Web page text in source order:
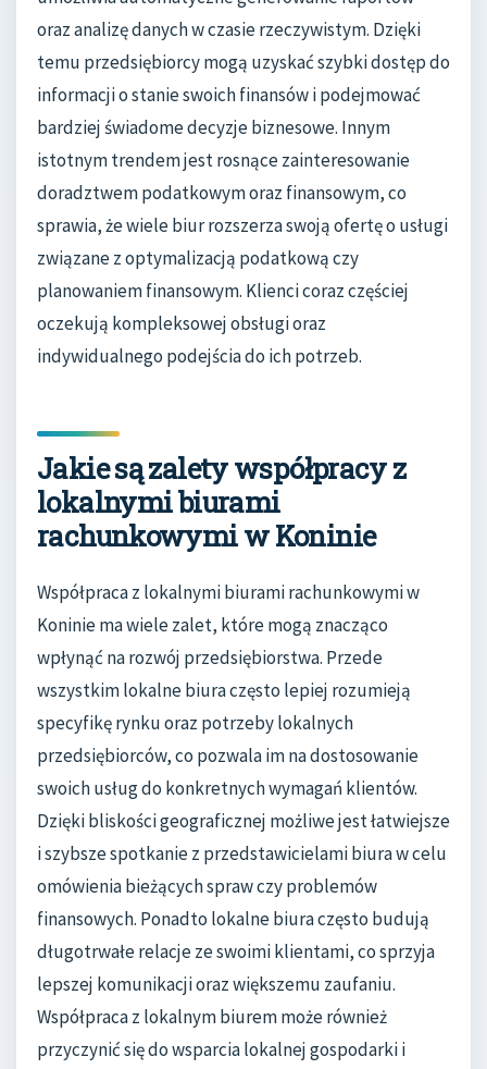
oraz analizę danych w czasie rzeczywistym. Dzięki
temu przedsiębiorcy mogą uzyskać szybki dostęp do
informacji o stanie swoich finansów i podejmować
bardziej świadome decyzje biznesowe. Innym
istotnym trendem jest rosnące zainteresowanie
doradztwem podatkowym oraz finansowym, co
sprawia, że wiele biur rozszerza swoją ofertę o usługi
związane z optymalizacją podatkową czy
planowaniem finansowym. Klienci coraz częściej
oczekują kompleksowej obsługi oraz
indywidualnego podejścia do ich potrzeb.
Jakie są zalety współpracy z
lokalnymi biurami
rachunkowymi w Koninie
Współpraca z lokalnymi biurami rachunkowymi w
Koninie ma wiele zalet, które mogą znacząco
wpłynąć na rozwój przedsiębiorstwa. Przede
wszystkim lokalne biura często lepiej rozumieją
specyfikę rynku oraz potrzeby lokalnych
przedsiębiorców, co pozwala im na dostosowanie
swoich usług do konkretnych wymagań klientów.
Dzięki bliskości geograficznej możliwe jest łatwiejsze
i szybsze spotkanie z przedstawicielami biura w celu
omówienia bieżących spraw czy problemów
finansowych. Ponadto lokalne biura często budują
długotrwałe relacje ze swoimi klientami, co sprzyja
lepszej komunikacji oraz większemu zaufaniu.
Współpraca z lokalnym biurem może również
przyczynić się do wsparcia lokalnej gospodarki i